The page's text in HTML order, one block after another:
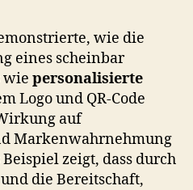
wie die
eines scheinbar
wie personalisierte
Logo und QR-Code
auf
Markenwahrnehmung
zeigt, dass durch
die Bereitschaft,